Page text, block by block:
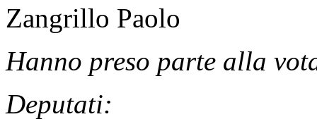
Zangrillo Paolo
Hanno preso parte alla
Deputati: